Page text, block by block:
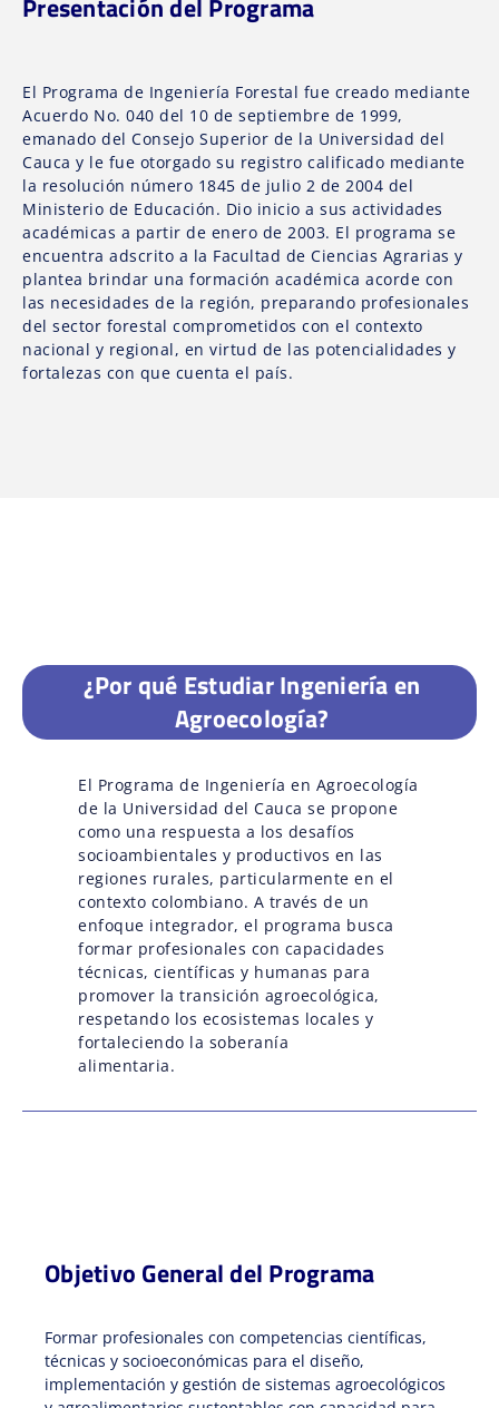
El Programa de Ingeniería Forestal fue creado mediante
Acuerdo No. 040 del 10 de septiembre de 1999,
emanado del Consejo Superior de la Universidad del
Cauca y le fue otorgado su registro calificado mediante
la resolución número 1845 de julio 2 de 2004 del
Ministerio de Educación. Dio inicio a sus actividades
académicas a partir de enero de 2003. El programa se
encuentra adscrito a la Facultad de Ciencias Agrarias y
plantea brindar una formación académica acorde con
las necesidades de la región, preparando profesionales
del sector forestal comprometidos con el contexto
nacional y regional, en virtud de las potencialidades y
fortalezas con que cuenta el país.
¿Por qué Estudiar Ingeniería en
Agroecología?
El Programa de Ingeniería en Agroecología
de la Universidad del Cauca se propone
como una respuesta a los desafíos
socioambientales y productivos en las
regiones rurales, particularmente en el
contexto colombiano. A través de un
enfoque integrador, el programa busca
formar profesionales con capacidades
técnicas, científicas y humanas para
promover la transición agroecológica,
respetando los ecosistemas locales y
fortaleciendo la soberanía
alimentaria.
Objetivo General del Programa
Formar profesionales con competencias científicas,
técnicas y socioeconómicas para el diseño,
implementación y gestión de sistemas agroecológicos